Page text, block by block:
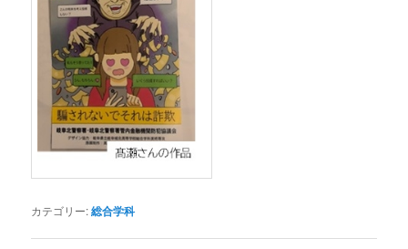
カテゴリー:総合学科